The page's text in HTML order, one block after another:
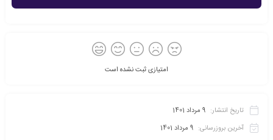
امتیازی ثبت نشده است
تاریخ انتشار: 9 مرداد 1401
آخرین بروزرسانی: 9 مرداد 1401